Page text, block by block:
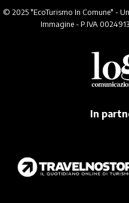
© 2025 "EcoTurismo In Comune" -
Immagine - P.IVA
In